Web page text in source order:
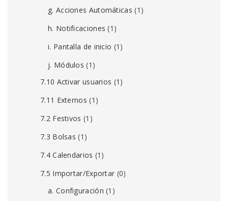
g. Acciones Automáticas (1)
h. Notificaciones (1)
i. Pantalla de inicio (1)
j. Módulos (1)
7.10 Activar usuarios (1)
7.11 Externos (1)
7.2 Festivos (1)
7.3 Bolsas (1)
7.4 Calendarios (1)
7.5 Importar/Exportar (0)
a. Configuración (1)